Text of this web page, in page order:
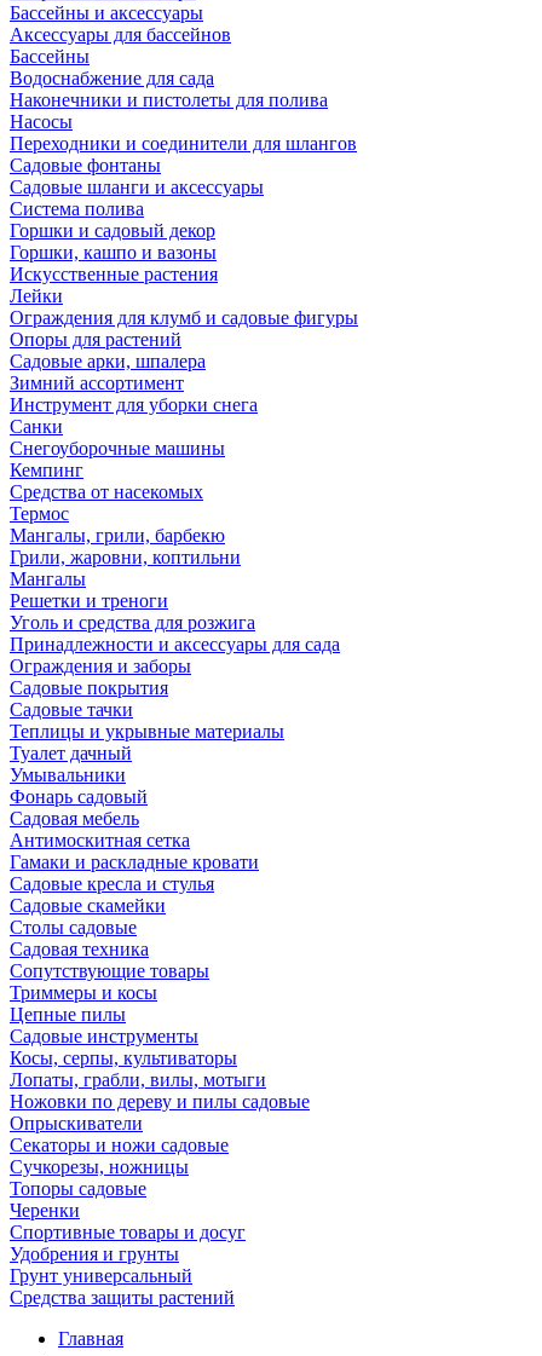
Бассейны и аксессуары
Аксессуары для бассейнов
Бассейны
Водоснабжение для сада
Наконечники и пистолеты для полива
Насосы
Переходники и соединители для шлангов
Садовые фонтаны
Садовые шланги и аксессуары
Система полива
Горшки и садовый декор
Горшки, кашпо и вазоны
Искусственные растения
Лейки
Ограждения для клумб и садовые фигуры
Опоры для растений
Садовые арки, шпалера
Зимний ассортимент
Инструмент для уборки снега
Санки
Снегоуборочные машины
Кемпинг
Средства от насекомых
Термос
Мангалы, грили, барбекю
Грили, жаровни, коптильни
Мангалы
Решетки и треноги
Уголь и средства для розжига
Принадлежности и аксессуары для сада
Ограждения и заборы
Садовые покрытия
Садовые тачки
Теплицы и укрывные материалы
Туалет дачный
Умывальники
Фонарь садовый
Садовая мебель
Антимоскитная сетка
Гамаки и раскладные кровати
Садовые кресла и стулья
Садовые скамейки
Столы садовые
Садовая техника
Сопутствующие товары
Триммеры и косы
Цепные пилы
Садовые инструменты
Косы, серпы, культиваторы
Лопаты, грабли, вилы, мотыги
Ножовки по дереву и пилы садовые
Опрыскиватели
Секаторы и ножи садовые
Сучкорезы, ножницы
Топоры садовые
Черенки
Спортивные товары и досуг
Удобрения и грунты
Грунт универсальный
Средства защиты растений
Главная